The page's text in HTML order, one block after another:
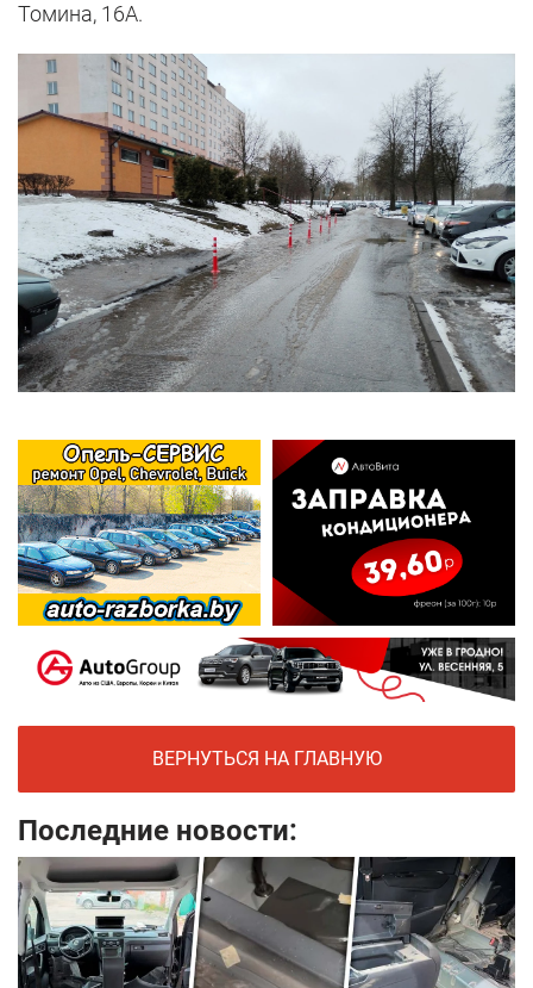
Томина, 16А.
ВЕРНУТЬСЯ НА ГЛАВНУЮ
Последние новости: